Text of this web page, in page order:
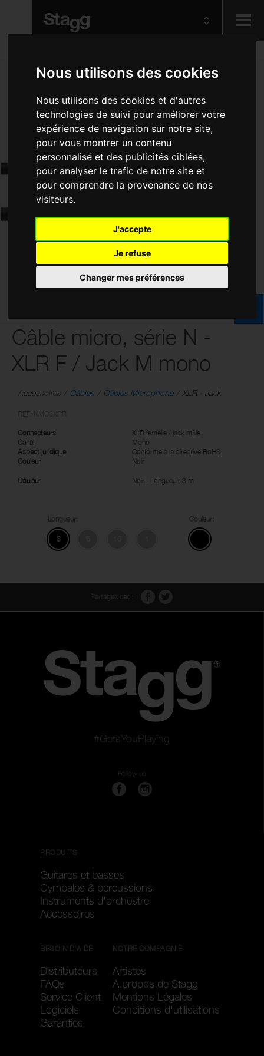
Nous utilisons des cookies
Nous utilisons des cookies et d'autres
technologies de suivi pour améliorer votre
expérience de navigation sur notre site,
pour vous montrer un contenu
personnalisé et des publicités ciblées,
pour analyser le trafic de notre site et
pour comprendre la provenance de nos
visiteurs.
J'accepte
Je refuse
Changer mes préférences
Audio &
Lighting
Câble micro, série N -
XLR F / Jack M mono
Accessoires Câbles Câbles Microphone XLR - Jack
Connecteurs
XLR femelle / jack mâle
Canal
Mono
Aspect juridique
Conforme à la directive RoHS
Couleur
Noir
Couleur Noir - Longueur: 3 m
3
#GetsYouPlaying
Follow us
PRODUITS
Guitares et basses
Cymbales & percussions
Instruments d'orchestre
Accessoires
BESOIN D'AIDE
Distributeurs
FAQs
Service Client
Logiciels
Garanties
NOTRE COMPAGNIE
Artistes
A propos de Stagg
Mentions Légales
Conditions d'utilisations